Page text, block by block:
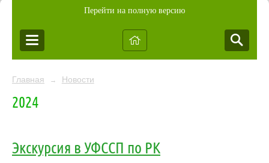
Перейти на полную версию
Главная → Новости
2024
Экскурсия в УФССП по РК